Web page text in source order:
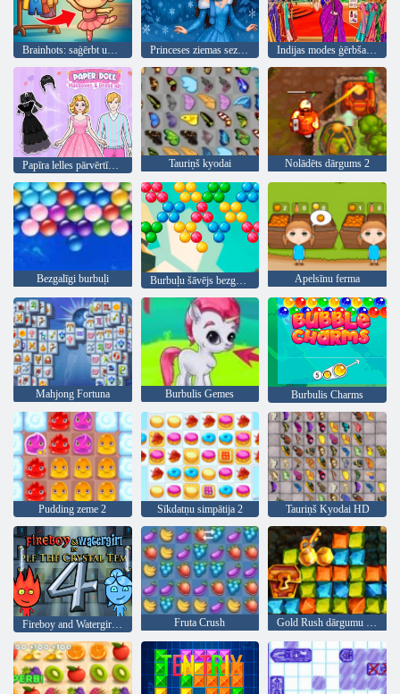
Brainhots: saģērbt un interjera dizains Princeses ziemas sezonas saģērbt Indijas modes ģērbšanās
Papīra lelles pārvērtības un saģērbšana Tauriņš kyodai Nolādēts dārgums 2
Bezgalīgi burbuļi Burbuļu šāvējs bezgalīgs Apelsīnu ferma
Mahjong Fortuna Burbulis Gemes Burbulis Charms
Pudding zeme 2 Sīkdatņu simpātija 2 Tauriņš Kyodai HD
Fruta Crush Gold Rush dārgumu medības